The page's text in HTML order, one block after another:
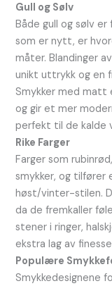
Gull og Sølv
Både gull og sølv
som er nytt, er
måter. Blandinger
unikt uttrykk og en
Smykker med matt
og gir et mer
perfekt til de kalde
Rike Farger
Farger som
smykker, og tilfører
høst/vinter-stilen.
da de fremkaller
stener i ringer,
ekstra lag av
Populære
Smykkedesignene